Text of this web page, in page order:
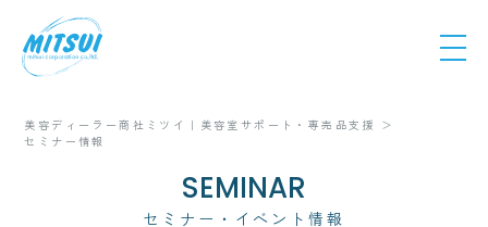
美容ディーラー商社ミツイ｜美容室サポート・専売品支援
セミナー情報
SEMINAR
セミナー・イベント情報